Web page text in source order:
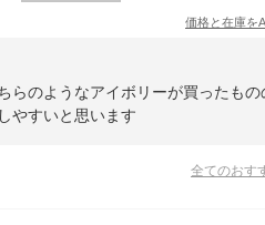
価格と在庫を
らのようなアイボリーが買ったもの
やすいと思います
全てのおす